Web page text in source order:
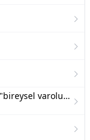
Dijital örümcek holistik felsefesi'nde "bireysel varoluş ve psikoloji":